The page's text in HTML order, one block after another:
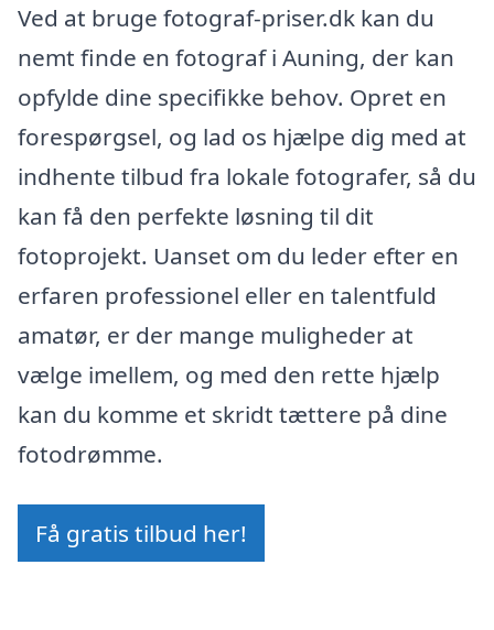
Ved at bruge fotograf-priser.dk kan du
nemt finde en fotograf i Auning, der kan
opfylde dine specifikke behov. Opret en
forespørgsel, og lad os hjælpe dig med at
indhente tilbud fra lokale fotografer, så du
kan få den perfekte løsning til dit
fotoprojekt. Uanset om du leder efter en
erfaren professionel eller en talentfuld
amatør, er der mange muligheder at
vælge imellem, og med den rette hjælp
kan du komme et skridt tættere på dine
fotodrømme.
Få gratis tilbud her!